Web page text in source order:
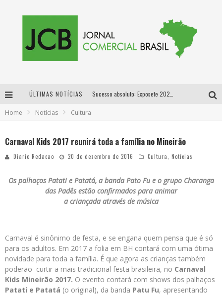
ÚLTIMAS NOTÍCIAS
Proibida anuncia retorno da Puro Malte Extra e consolida trajetória de democratização cervejeira no Brasil
Home Notícias Cultura
Carnaval Kids 2017 reunirá toda a família no Mineirão
Diario Redacao 20 de dezembro de 2016 Cultura Notícias
Os palhaços Patati e Patatá, a banda Pato Fu e o grupo Charanga
das Padês estão confirmados para animar
a criançada através de música
Carnaval é sinônimo de festa, e se engana quem pensa que é só
para os adultos. Em 2017 a folia em BH contará com uma ótima
novidade para toda a família. É que agora as crianças também
poderão curtir a mais tradicional festa brasileira, no Carnaval
Kids Mineirão 2017. O evento contará com shows dos palhaços
Patati e Patatá (o original), da banda Patu Fu, apresentando